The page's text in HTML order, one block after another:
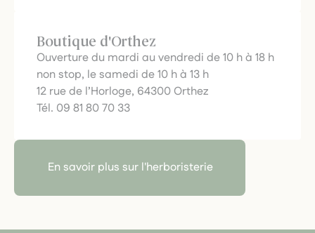
Boutique d'Orthez
Ouverture du mardi au vendredi de 10 h à 18 h
non stop, le samedi de 10 h à 13 h
12 rue de l’Horloge, 64300 Orthez
Tél. 09 81 80 70 33
En savoir plus sur l'herboristerie